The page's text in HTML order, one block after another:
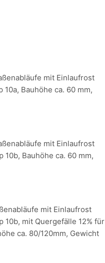
mit Einlaufrost
Bauhöhe ca. 60 mm,
mit Einlaufrost
Bauhöhe ca. 60 mm,
mit Einlaufrost
10b, mit Quergefälle 12% für
ca. 80/120mm, Gewicht